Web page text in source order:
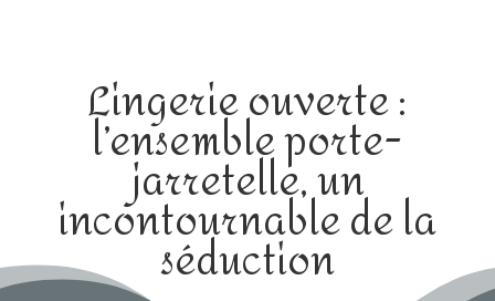
Lingerie ouverte :
l’ensemble porte-
jarretelle, un
incontournable de la
séduction